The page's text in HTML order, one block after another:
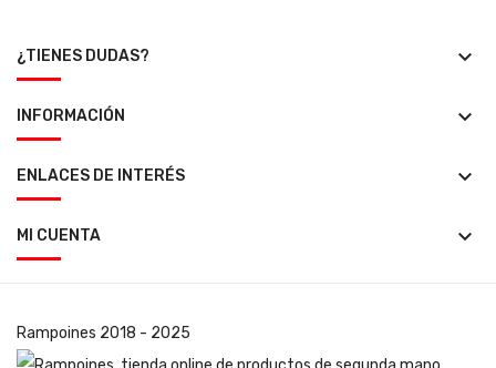
¿TIENES DUDAS? keyboard_arrow_down
INFORMACIÓN keyboard_arrow_down
ENLACES DE INTERÉS keyboard_arrow_down
MI CUENTA keyboard_arrow_down
Rampoines 2018 - 2025